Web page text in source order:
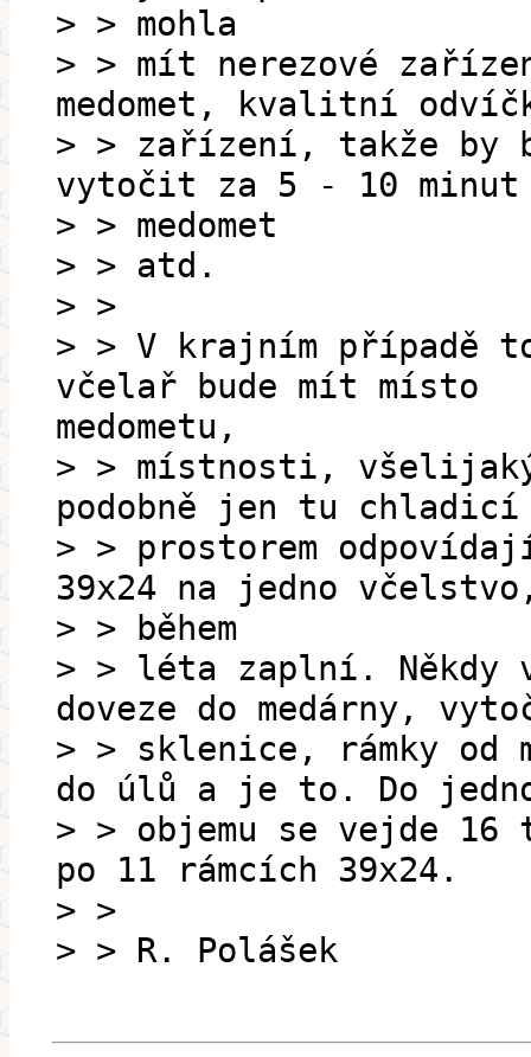
> > mohla
> > mít nerezové
medomet, kvalitní
> > zařízení, takže by
vytočit za 5 - 10 minut
> > medomet
> > atd.
> >
> > V krajním případě
včelař bude mít místo
medometu,
> > místnosti,
podobně jen tu chladicí
> > prostorem
39x24 na jedno
> > během
> > léta zaplní. Někdy
doveze do medárny,
> > sklenice, rámky od
do úlů a je to. Do
> > objemu se vejde 16
po 11 rámcích 39x24.
> >
> > R. Polášek